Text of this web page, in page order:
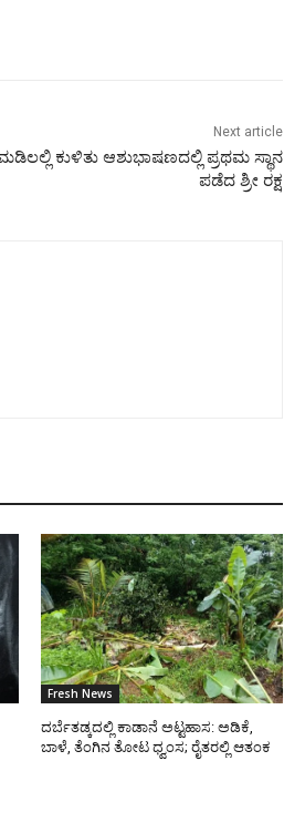
Next article
ಕುಳಿತು ಆಶುಭಾಷಣದಲ್ಲಿ ಪ್ರಥಮ ಸ್ಥಾನ
ಪಡೆದ ಶ್ರೀ ರಕ್ಷ
Fresh News
ದರ್ಬೆತಡ್ಕದಲ್ಲಿ ಕಾಡಾನೆ ಅಟ್ಟಹಾಸ: ಅಡಿಕೆ,
ಬಾಳೆ, ತೆಂಗಿನ ತೋಟ ಧ್ವಂಸ; ರೈತರಲ್ಲಿ ಆತಂಕ